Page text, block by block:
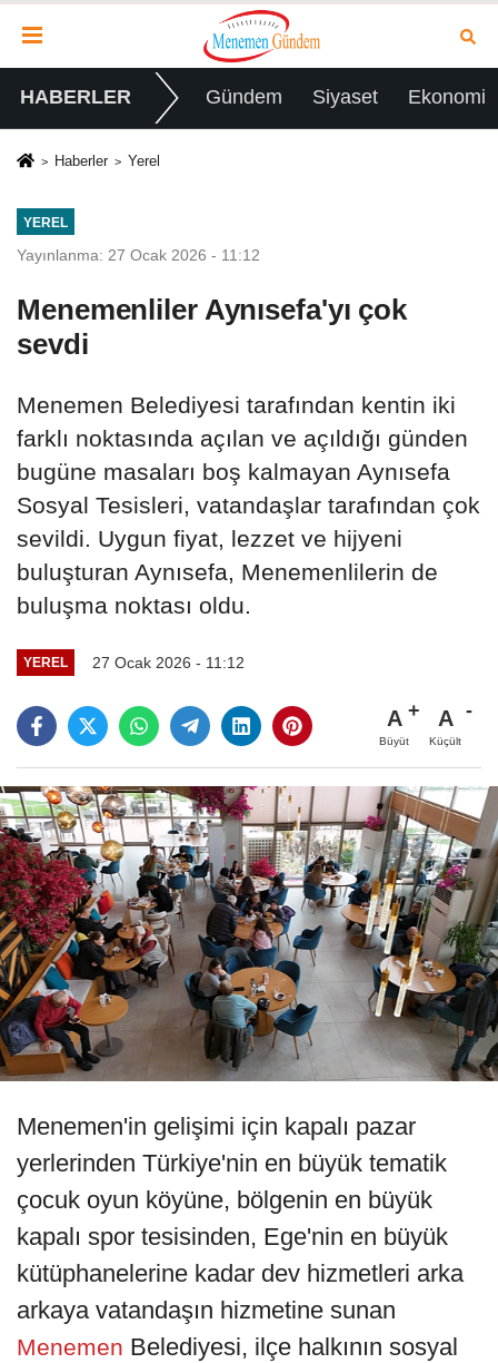
HABERLER Gündem Siyaset Ekonomi
Haberler Yerel
YEREL
Yayınlanma: 27 Ocak 2026 - 11:12
Menemenliler Aynısefa'yı çok
sevdi
Menemen Belediyesi tarafından kentin iki
farklı noktasında açılan ve açıldığı günden
bugüne masaları boş kalmayan Aynısefa
Sosyal Tesisleri, vatandaşlar tarafından çok
sevildi. Uygun fiyat, lezzet ve hijyeni
buluşturan Aynısefa, Menemenlilerin de
buluşma noktası oldu.
YEREL 27 Ocak 2026 - 11:12
A
Büyüt
A
Küçült
Menemen'in gelişimi için kapalı pazar
yerlerinden Türkiye'nin en büyük tematik
çocuk oyun köyüne, bölgenin en büyük
kapalı spor tesisinden, Ege'nin en büyük
kütüphanelerine kadar dev hizmetleri arka
arkaya vatandaşın hizmetine sunan
Menemen Belediyesi, ilçe halkının sosyal